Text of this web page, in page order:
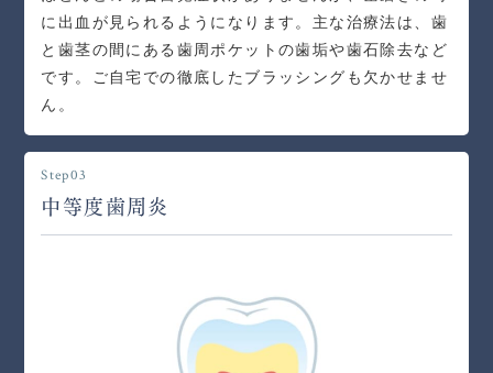
に出血が見られるようになります。主な治療法は、歯
と歯茎の間にある歯周ポケットの歯垢や歯石除去など
です。ご自宅での徹底したブラッシングも欠かせませ
ん。
Step03
中等度歯周炎